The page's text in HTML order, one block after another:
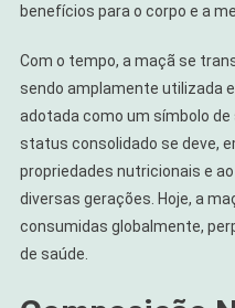
benefícios para o corpo e a
Com o tempo, a maçã se
sendo amplamente utilizada
adotada como um símbolo
status consolidado se deve,
propriedades nutricionais e
diversas gerações. Hoje, a
consumidas globalmente,
de saúde.